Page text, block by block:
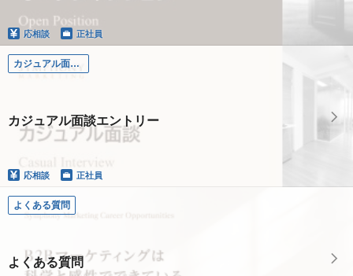
応相談 正社員
カジュアル面談エントリー
カジュアル面談エントリー
応相談 正社員
よくある質問
よくある質問